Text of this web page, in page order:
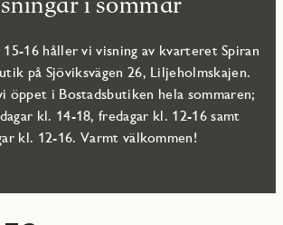
16 håller vi visning av kvarteret Spiran
på Sjöviksvägen 26, Liljeholmskajen.
öppet i Bostadsbutiken hela sommaren;
kl. 14-18, fredagar kl. 12-16 samt
kl. 12-16. Varmt välkommen!